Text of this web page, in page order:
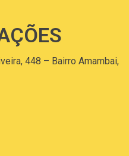
448 – Bairro Amambai,